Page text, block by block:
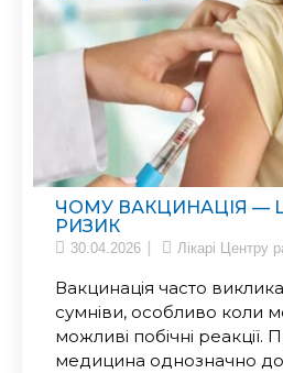
ЧОМУ ВАКЦИНАЦІЯ —
РИЗИК
30.04.2026 Лікарі Центру
Вакцинація часто
сумніви, особливо коли
можливі побічні реакції.
медицина однозначно